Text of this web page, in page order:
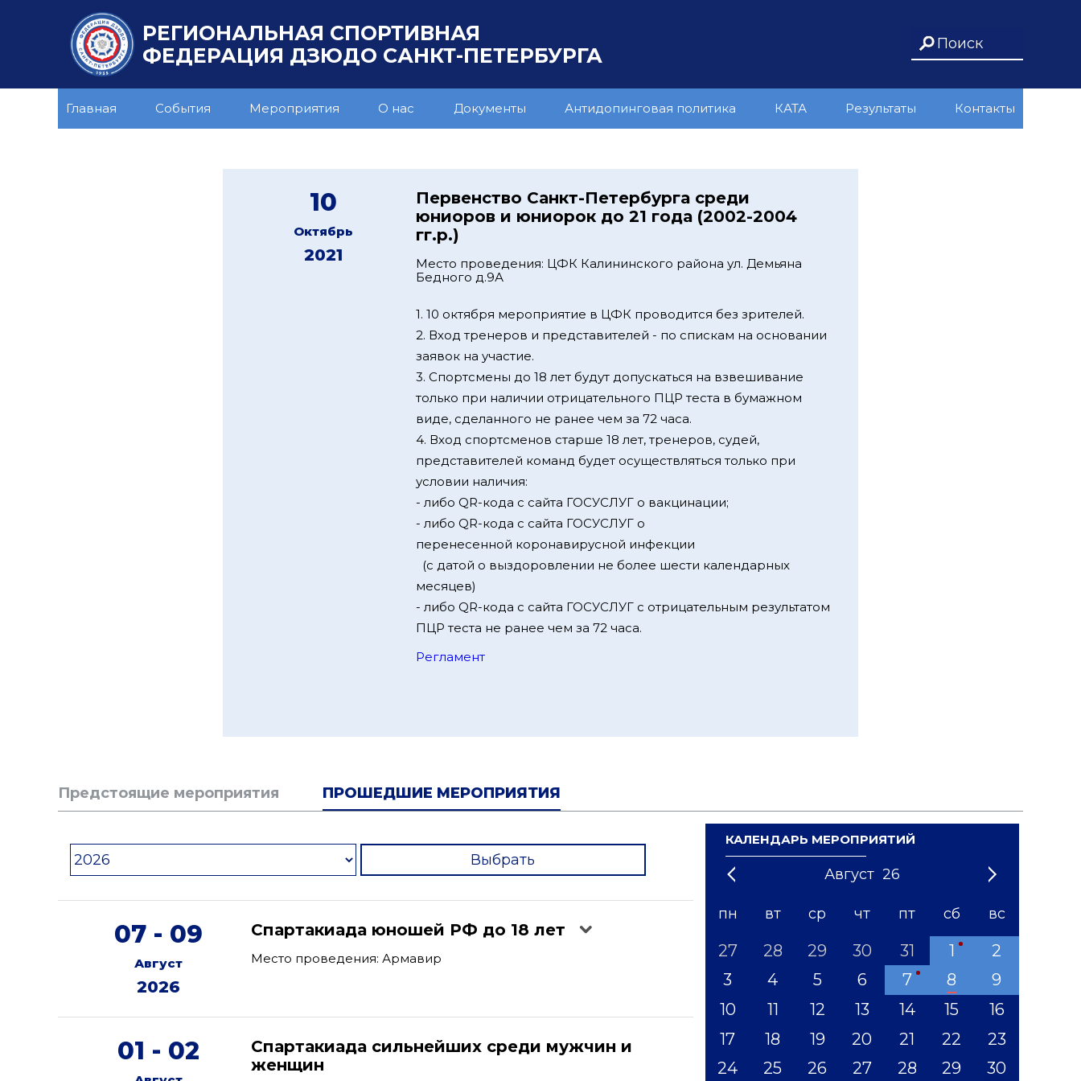
РЕГИОНАЛЬНАЯ СПОРТИВНАЯ
ФЕДЕРАЦИЯ ДЗЮДО САНКТ-ПЕТЕРБУРГА
Главная События Мероприятия О нас Документы Антидопинговая политика КАТА Результаты Контакты
10
Октябрь
2021
Первенство Санкт-Петербурга среди
юниоров и юниорок до 21 года (2002-2004
гг.р.)
Место проведения: ЦФК Калининского района ул. Демьяна
Бедного д.9А
1. 10 октября мероприятие в ЦФК проводится без зрителей.
2. Вход тренеров и представителей - по спискам на основании
заявок на участие.
3. Спортсмены до 18 лет будут допускаться на взвешивание
только при наличии отрицательного ПЦР теста в бумажном
виде, сделанного не ранее чем за 72 часа.
4. Вход спортсменов старше 18 лет, тренеров, судей,
представителей команд будет осуществляться только при
условии наличия:
- либо QR-кода с сайта ГОСУСЛУГ о вакцинации;
- либо QR-кода с сайта ГОСУСЛУГ о
перенесенной коронавирусной инфекции
(с датой о выздоровлении не более шести календарных
месяцев)
- либо QR-кода с сайта ГОСУСЛУГ с отрицательным результатом
ПЦР теста не ранее чем за 72 часа.
Регламент
Предстоящие мероприятия ПРОШЕДШИЕ МЕРОПРИЯТИЯ
Выбрать
07 - 09
Август
2026
Спартакиада юношей РФ до 18 лет
Место проведения: Армавир
01 - 02
Спартакиада сильнейших среди мужчин и
женщин
КАЛЕНДАРЬ МЕРОПРИЯТИЙ
Август 26
1 3 5 8 10 12
'21 '23 '24 '25 '26 '27 '28 '29 '31
пн вт ср чт пт сб вс
27 28 29 30 31 1
2
3
4 5 6 7 8
9
10
11 12 13 14 15
16
17
18 19 20 21 22
23
24
25 26 27 28 29
30